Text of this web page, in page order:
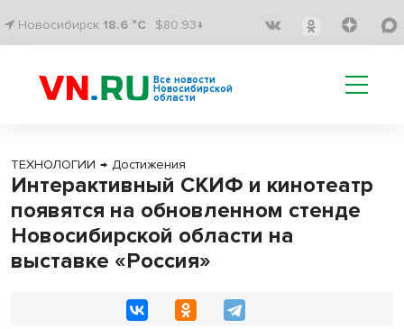
Новосибирск 18.6 °C $80.93↓
Все новости
Новосибирской
области
ТЕХНОЛОГИИ → Достижения
Интерактивный СКИФ и кинотеатр
появятся на обновленном стенде
Новосибирской области на
выставке «Россия»